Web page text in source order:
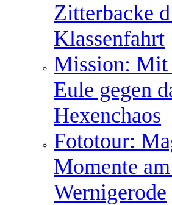
Zitterbacke
Klassenfahrt
Mission: Mit
Eule gegen
Hexenchaos
Fototour:
Momente
Wernigerode